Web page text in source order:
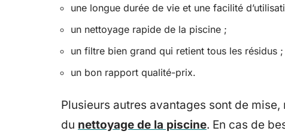
une longue durée de vie et une facilité
un nettoyage rapide de la piscine ;
un filtre bien grand qui retient tous les résidus ;
un bon rapport qualité-prix.
Plusieurs autres avantages sont de
du nettoyage de la piscine. En cas de